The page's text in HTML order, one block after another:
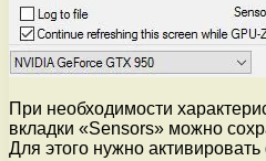
При необходимости
вкладки «Sensors» можно
Для этого нужно